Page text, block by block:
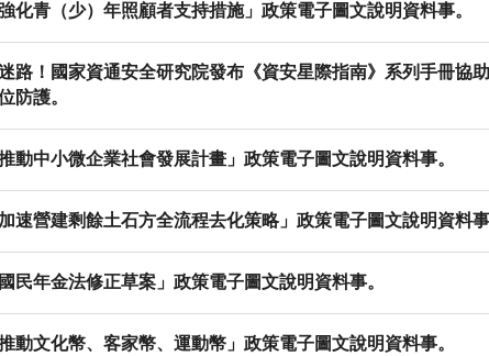
化青（少）年照顧者支持措施」政策電子圖文說明資料事。
路！國家資通安全研究院發布《資安星際指南》系列手冊協
防護。
動中小微企業社會發展計畫」政策電子圖文說明資料事。
速營建剩餘土石方全流程去化策略」政策電子圖文說明資料事
民年金法修正草案」政策電子圖文說明資料事。
動文化幣、客家幣、運動幣」政策電子圖文說明資料事。